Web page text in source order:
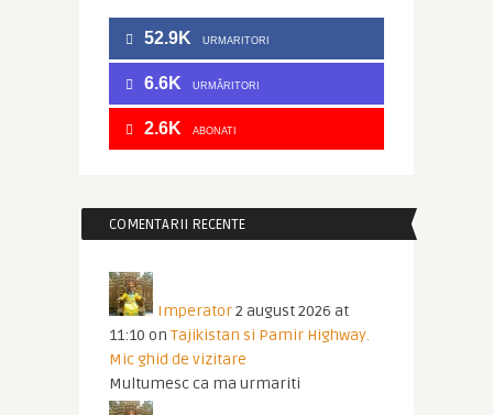
52.9K URMARITORI
6.6K URMĂRITORI
2.6K ABONATI
COMENTARII RECENTE
Imperator2 august 2026 at
11:10 on Tajikistan si Pamir Highway.
Mic ghid de vizitare
Multumesc ca ma urmariti